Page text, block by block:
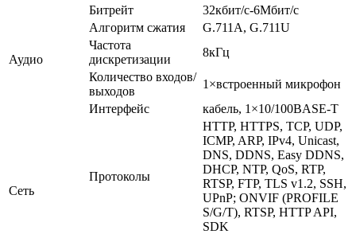
Битрейт
32кбит/с-6Мбит/с
Аудио
Алгоритм сжатия
G.711A, G.711U
Частота
дискретизации
8кГц
Количество входов/
выходов
1×встроенный микрофон
Сеть
Интерфейс кабель, 1×10/100BASE-T
Протоколы
HTTP, HTTPS, TCP, UDP,
ICMP, ARP, IPv4, Unicast,
DNS, DDNS, Easy DDNS,
DHCP, NTP, QoS, RTP,
RTSP, FTP, TLS v1.2, SSH,
UPnP; ONVIF (PROFILE
S/G/T), RTSP, HTTP API,
SDK